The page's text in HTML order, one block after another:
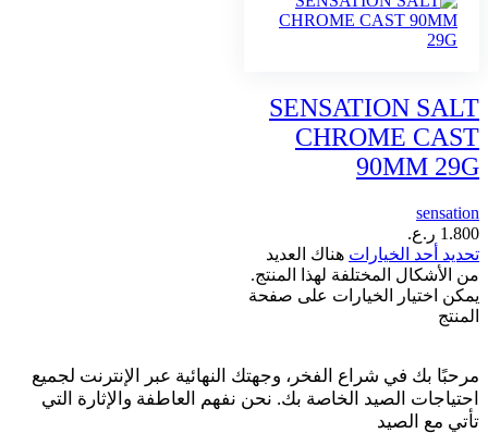
SENSATION SALT
CHROME CAST
90MM 29G
sensation
1.800 ر.ع.
تحديد أحد الخيارات هناك العديد
من الأشكال المختلفة لهذا المنتج.
يمكن اختيار الخيارات على صفحة
المنتج
مرحبًا بك في شراع الفخر، وجهتك النهائية عبر الإنترنت لجميع
احتياجات الصيد الخاصة بك. نحن نفهم العاطفة والإثارة التي
تأتي مع الصيد